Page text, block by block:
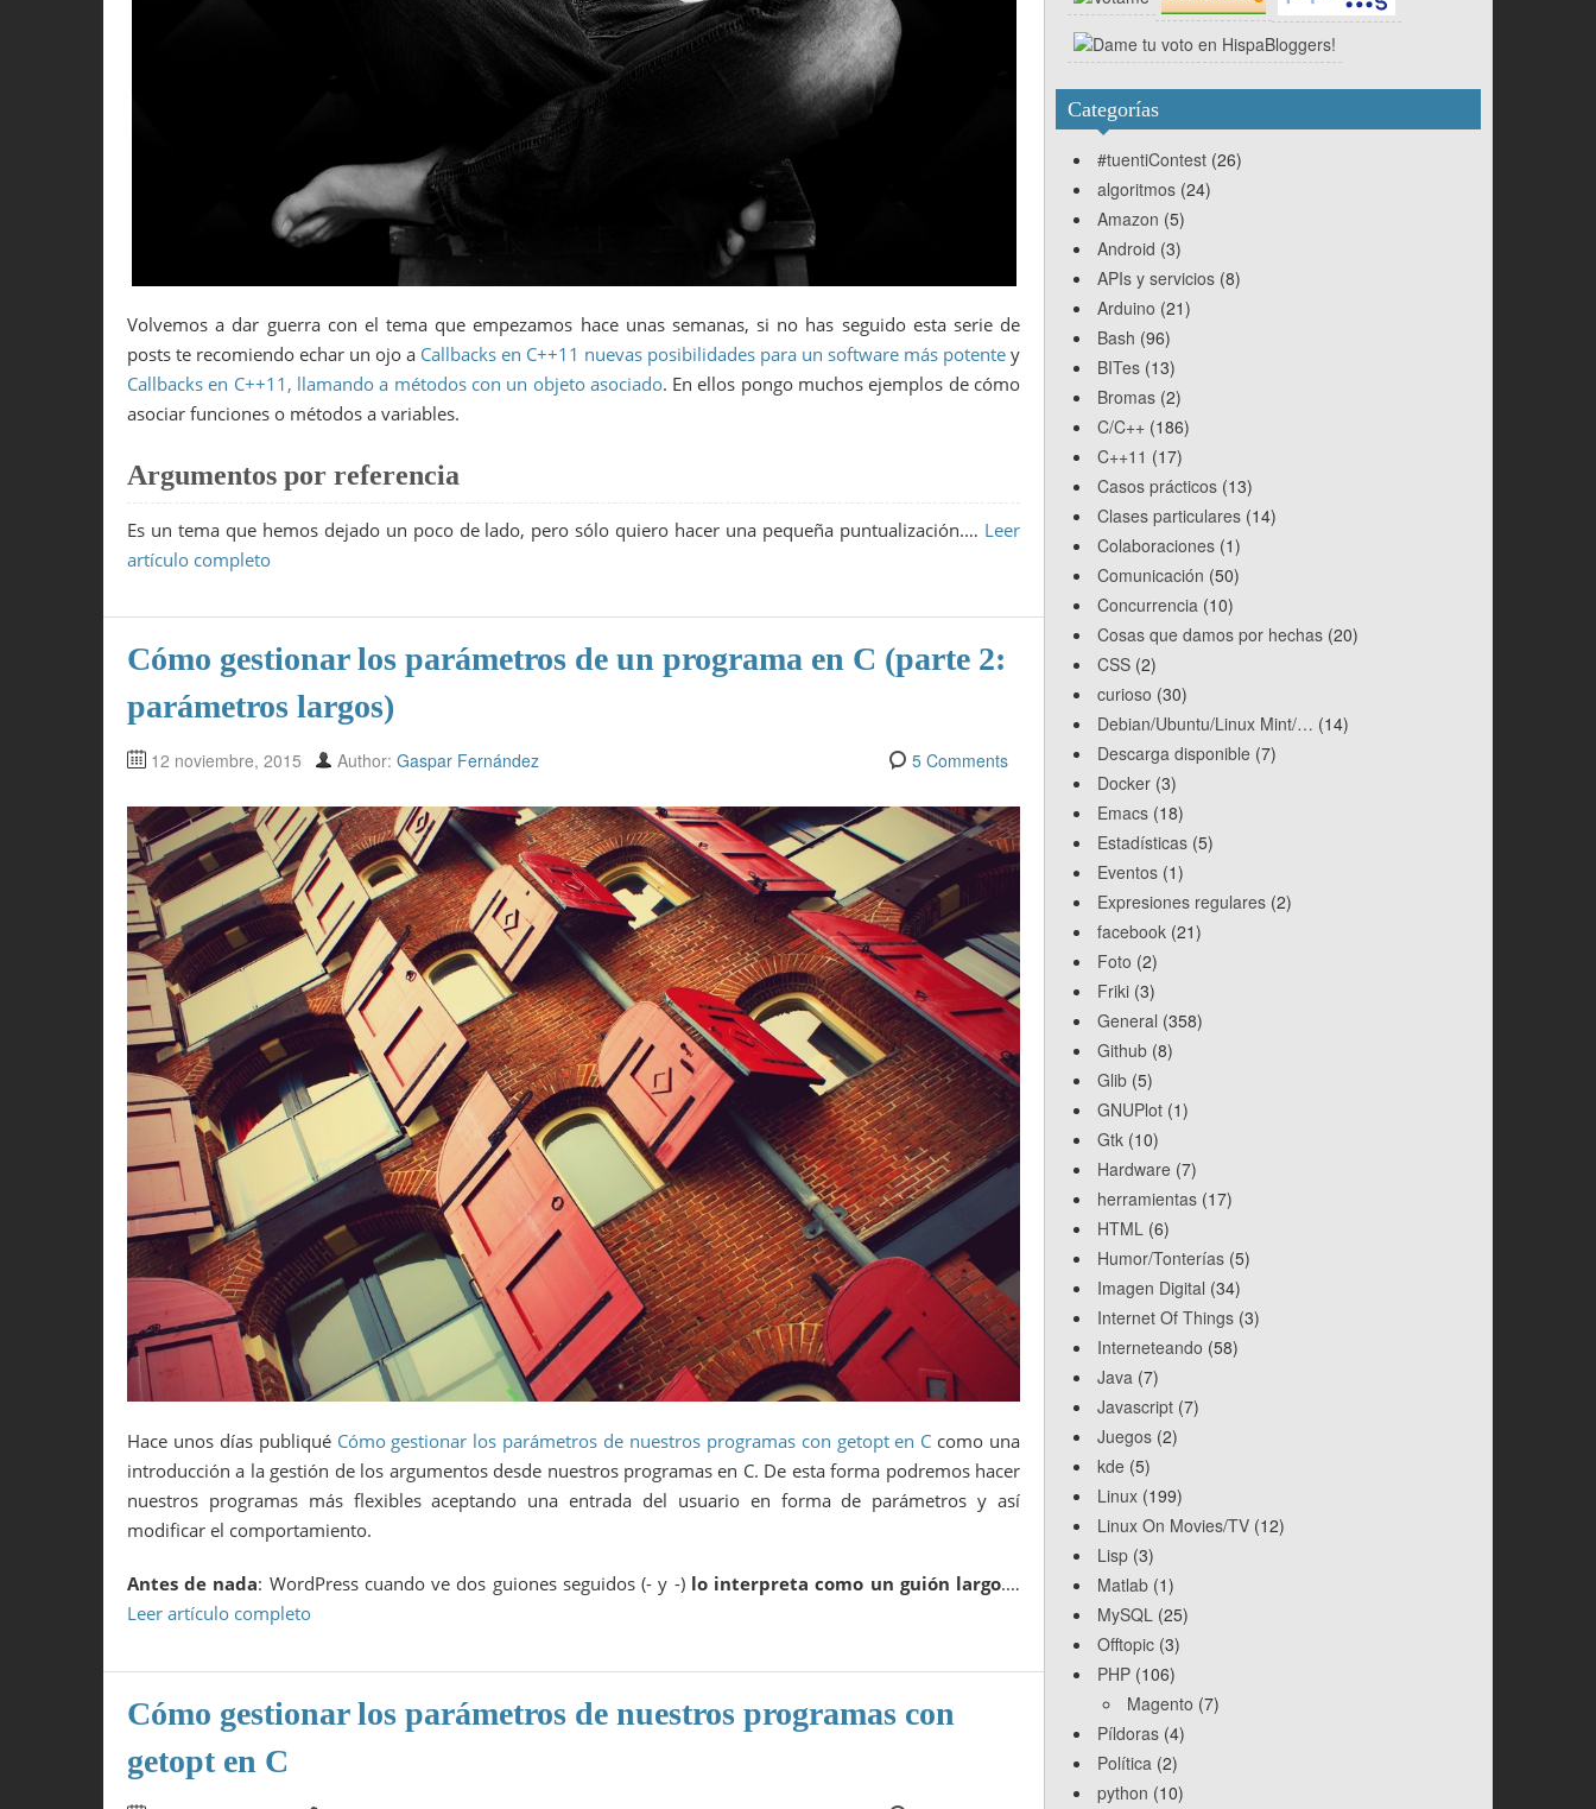
Volvemos a dar guerra con el tema que empezamos hace unas semanas, si no has seguido esta serie de
posts te recomiendo echar un ojo a Callbacks en C++11 nuevas posibilidades para un software más potente y
Callbacks en C++11, llamando a métodos con un objeto asociado. En ellos pongo muchos ejemplos de cómo
asociar funciones o métodos a variables.
Argumentos por referencia
Es un tema que hemos dejado un poco de lado, pero sólo quiero hacer una pequeña puntualización.… Leer
artículo completo
Cómo gestionar los parámetros de un programa en C (parte 2:
parámetros largos)
12 noviembre, 2015 Author: Gaspar Fernández 5 Comments
Hace unos días publiqué Cómo gestionar los parámetros de nuestros programas con getopt en C como una
introducción a la gestión de los argumentos desde nuestros programas en C. De esta forma podremos hacer
nuestros programas más flexibles aceptando una entrada del usuario en forma de parámetros y así
modificar el comportamiento.
Antes de nada: WordPress cuando ve dos guiones seguidos (- y -) lo interpreta como un guión largo.…
Leer artículo completo
Cómo gestionar los parámetros de nuestros programas con
getopt en C
Categorías
#tuentiContest (26)
algoritmos (24)
Amazon (5)
Android (3)
APIs y servicios (8)
Arduino (21)
Bash (96)
BITes (13)
Bromas (2)
C/C++ (186)
C++11 (17)
Casos prácticos (13)
Clases particulares (14)
Colaboraciones (1)
Comunicación (50)
Concurrencia (10)
Cosas que damos por hechas (20)
CSS (2)
curioso (30)
Debian/Ubuntu/Linux Mint/… (14)
Descarga disponible (7)
Docker (3)
Emacs (18)
Estadísticas (5)
Eventos (1)
Expresiones regulares (2)
facebook (21)
Foto (2)
Friki (3)
General (358)
Github (8)
Glib (5)
GNUPlot (1)
Gtk (10)
Hardware (7)
herramientas (17)
HTML (6)
Humor/Tonterías (5)
Imagen Digital (34)
Internet Of Things (3)
Interneteando (58)
Java (7)
Javascript (7)
Juegos (2)
kde (5)
Linux (199)
Linux On Movies/TV (12)
Lisp (3)
Matlab (1)
MySQL (25)
Offtopic (3)
PHP (106)
Magento (7)
Píldoras (4)
Política (2)
python (10)